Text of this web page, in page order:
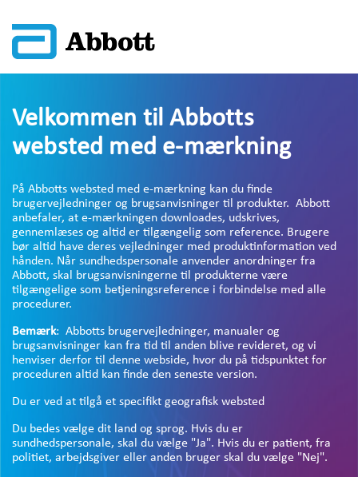
Velkommen til Abbotts
websted med e-mærkning
På Abbotts websted med e-mærkning kan du finde
brugervejledninger og brugsanvisninger til produkter. Abbott
anbefaler, at e-mærkningen downloades, udskrives,
gennemlæses og altid er tilgængelig som reference. Brugere
bør altid have deres vejledninger med produktinformation ved
hånden. Når sundhedspersonale anvender anordninger fra
Abbott, skal brugsanvisningerne til produkterne være
tilgængelige som betjeningsreference i forbindelse med alle
procedurer.
Bemærk: Abbotts brugervejledninger, manualer og
brugsanvisninger kan fra tid til anden blive revideret, og vi
henviser derfor til denne webside, hvor du på tidspunktet for
proceduren altid kan finde den seneste version.
Du er ved at tilgå et specifikt geografisk websted
Du bedes vælge dit land og sprog. Hvis du er
sundhedspersonale, skal du vælge "Ja". Hvis du er patient, fra
politiet, arbejdsgiver eller anden bruger skal du vælge "Nej".